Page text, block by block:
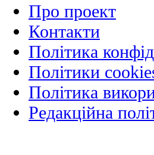
Про проект
Контакти
Політика
Політики
Політика
Редакційна